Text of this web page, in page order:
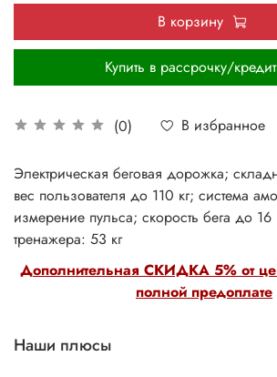
(0) В избранное
В корзину
Купить в рассрочку/кредит
Дополнительная СКИДКА 5% от
полной предоплате
Электрическая беговая дорожка;
вес пользователя до 110 кг; система
измерение пульса; скорость бега до
тренажера: 53 кг
Наши плюсы